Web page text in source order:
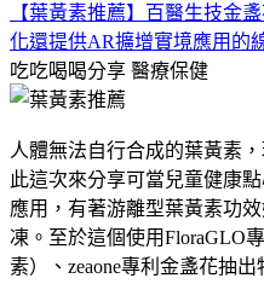
【葉黃素推薦】百醫生技金
化還提供AR擴增實境應用的
吃吃喝喝分享 醫療保健
人體無法自行合成的葉黃素
此這次來分享可當兒童健康
應用，有著游離型葉黃素功
凍。至於這個使用FloraGLO
素）、zeaone專利金盞花抽